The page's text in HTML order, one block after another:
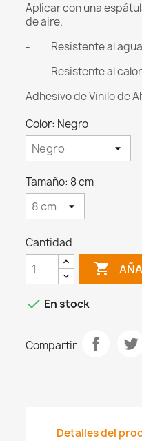
Aplicar con una
de aire.
- Resistente al agua
- Resistente al calor
Adhesivo de Vinilo de
Color: Negro
Tamaño: 8 cm
Cantidad

 En stock
Compartir
Detalles del